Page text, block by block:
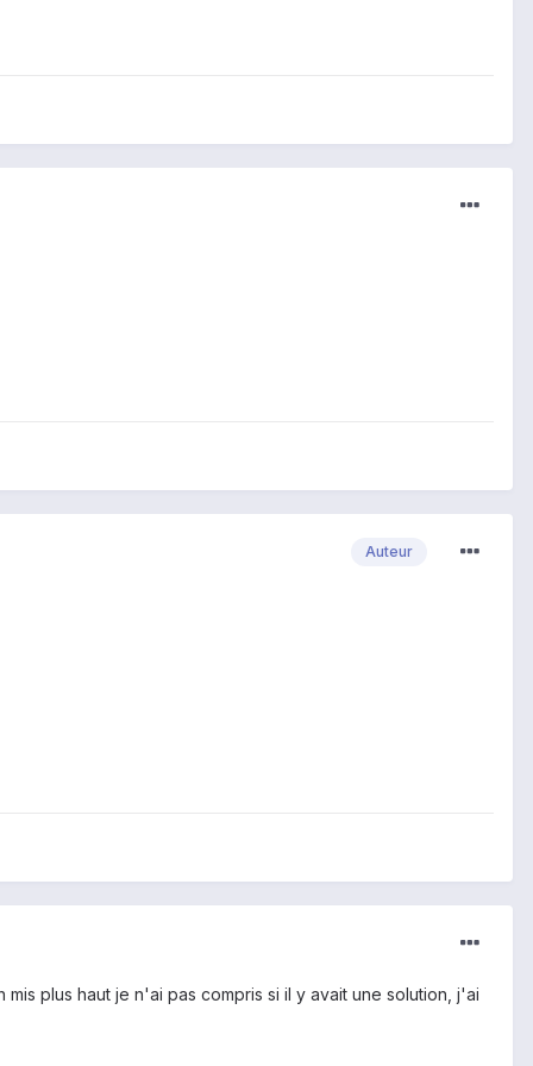
Auteur
plus haut je n'ai pas compris si il y avait une solution, j'ai